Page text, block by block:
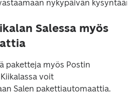
Salessa myös
paketteja myös Postin
voit